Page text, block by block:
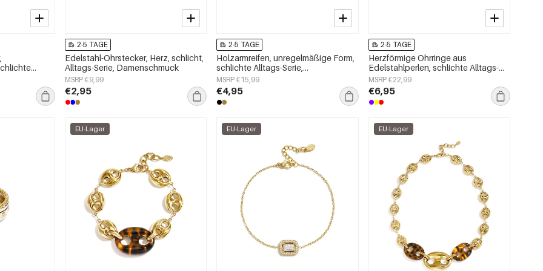
2-5 TAGE
Edelstahl-Ohrstecker, Herz, schlicht,
Alltags-Serie, Damenschmuck
MSRP €9,99
€2,95
2-5 TAGE
Holzarmreifen, unregelmäßige Form,
schlichte Alltags-Serie,
Damenschmuck
MSRP €15,99
€4,95
2-5 TAGE
Herzförmige Ohrringe aus
Edelstahlperlen, schlichte Alltags-
Serie, Damenschmuck
MSRP €22,99
€6,95
EU-Lager EU-Lager EU-Lager